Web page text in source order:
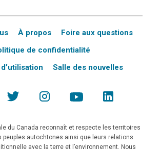
À propos
Foire aux questions
de confidentialité
Salle des nouvelles
du Canada reconnaît et respecte les territoires
peuples autochtones ainsi que leurs relations
avec la terre et l’environnement. Nous